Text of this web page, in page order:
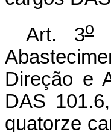
Art. 3o
Direção e
DAS
quatorze